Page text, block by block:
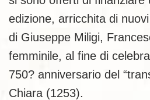
edizione, arricchita di
di Giuseppe Miligi,
femminile, al fine di
750? anniversario del
Chiara (1253).